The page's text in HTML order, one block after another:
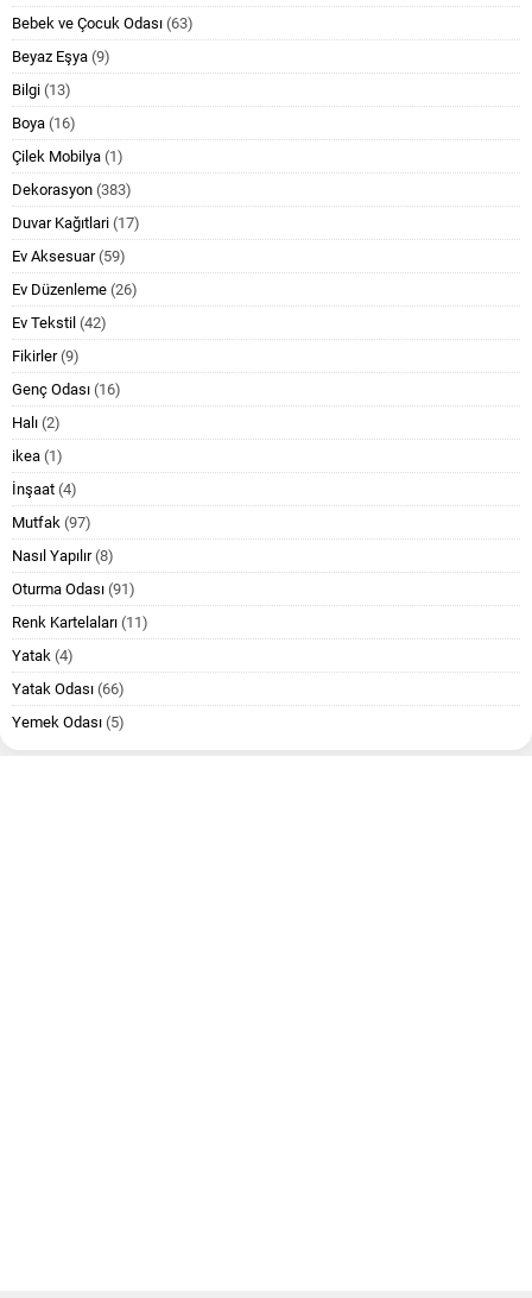
Bebek ve Çocuk Odası (63)
Beyaz Eşya (9)
Bilgi (13)
Boya (16)
Çilek Mobilya (1)
Dekorasyon (383)
Duvar Kağıtlari (17)
Ev Aksesuar(59)
Ev Düzenleme (26)
Ev Tekstil (42)
Fikirler(9)
Genç Odası (16)
Halı (2)
ikea (1)
İnşaat (4)
Mutfak (97)
Nasıl Yapılır(8)
Oturma Odası (91)
Renk Kartelaları (11)
Yatak (4)
Yatak Odası (66)
Yemek Odası (5)